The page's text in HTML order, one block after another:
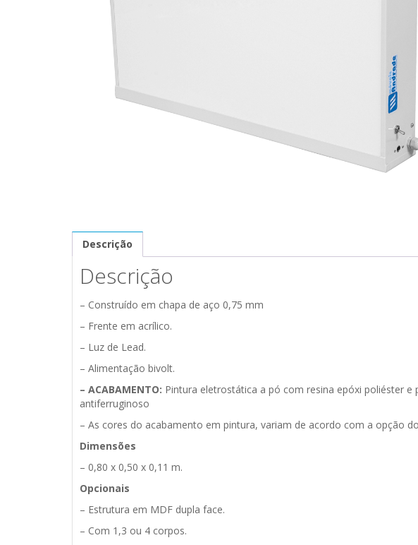
Descrição
Descrição
– Construído em chapa de aço 0,75 mm
– Frente em acrílico.
– Luz de Lead.
– Alimentação bivolt.
– ACABAMENTO: Pintura eletrostática a pó com resina epóxi poliéster
antiferruginoso
– As cores do acabamento em pintura, variam de acordo com a opção
Dimensões
– 0,80 x 0,50 x 0,11 m.
Opcionais
– Estrutura em MDF dupla face.
– Com 1,3 ou 4 corpos.